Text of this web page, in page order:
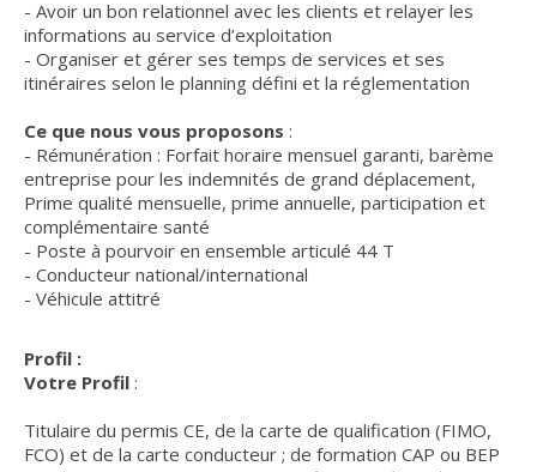
- Avoir un bon relationnel avec les clients et relayer les
informations au service d’exploitation
- Organiser et gérer ses temps de services et ses
itinéraires selon le planning défini et la réglementation
Ce que nous vous proposons :
- Rémunération : Forfait horaire mensuel garanti, barème
entreprise pour les indemnités de grand déplacement,
Prime qualité mensuelle, prime annuelle, participation et
complémentaire santé
- Poste à pourvoir en ensemble articulé 44 T
- Conducteur national/international
- Véhicule attitré
Profil :
Votre Profil :
Titulaire du permis CE, de la carte de qualification (FIMO,
FCO) et de la carte conducteur ; de formation CAP ou BEP